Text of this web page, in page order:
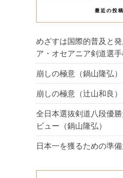
最近の投稿
めざすは国際的普及と
ア・オセアニア剣道選手
崩しの極意（鍋山隆弘）
崩しの極意（辻山和良）
全日本選抜剣道八段優
ビュー（鍋山隆弘）
日本一を獲るための準備